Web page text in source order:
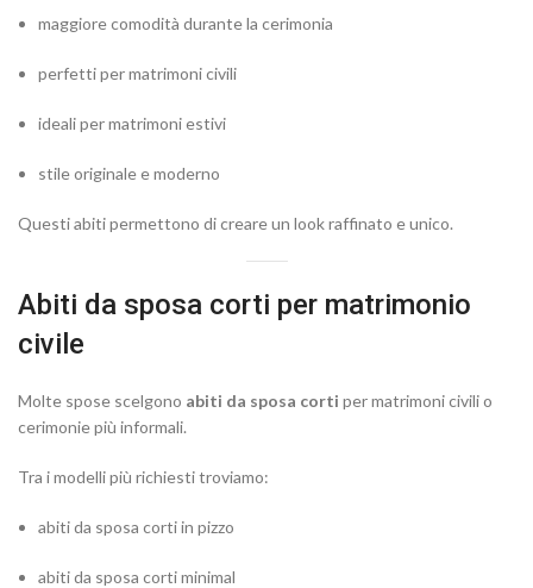
maggiore comodità durante la cerimonia
perfetti per matrimoni civili
ideali per matrimoni estivi
stile originale e moderno
Questi abiti permettono di creare un look raffinato e unico.
Abiti da sposa corti per matrimonio
civile
Molte spose scelgono abiti da sposa corti per matrimoni civili o
cerimonie più informali.
Tra i modelli più richiesti troviamo:
abiti da sposa corti in pizzo
abiti da sposa corti minimal